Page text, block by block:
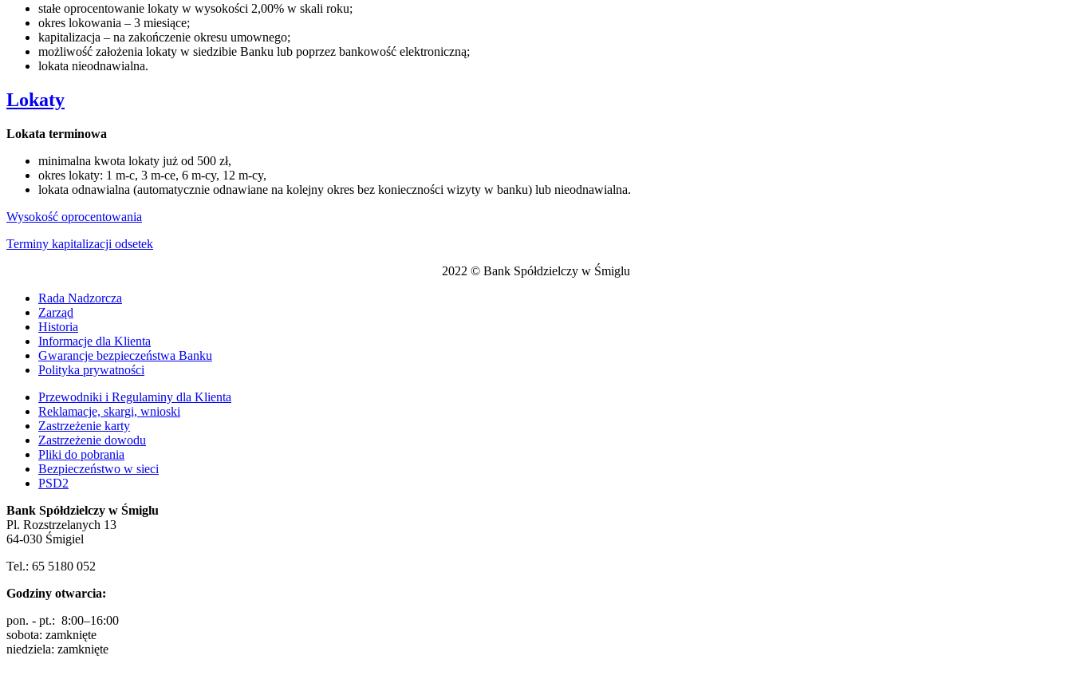
stałe oprocentowanie lokaty w wysokości 2,00% w skali roku;
okres lokowania – 3 miesiące;
kapitalizacja – na zakończenie okresu umownego;
możliwość założenia lokaty w siedzibie Banku lub poprzez bankowość elektroniczną;
lokata nieodnawialna.
Lokaty
Lokata terminowa
minimalna kwota lokaty już od 500 zł,
okres lokaty: 1 m-c, 3 m-ce, 6 m-cy, 12 m-cy,
lokata odnawialna (automatycznie odnawiane na kolejny okres bez konieczności wizyty w banku) lub nieodnawialna.
Wysokość oprocentowania
Terminy kapitalizacji odsetek
2022 © Bank Spółdzielczy w Śmiglu
Rada Nadzorcza
Zarząd
Historia
Informacje dla Klienta
Gwarancje bezpieczeństwa Banku
Polityka prywatności
Przewodniki i Regulaminy dla Klienta
Reklamacje, skargi, wnioski
Zastrzeżenie karty
Zastrzeżenie dowodu
Pliki do pobrania
Bezpieczeństwo w sieci
PSD2
Bank Spółdzielczy w Śmiglu
Pl. Rozstrzelanych 13
64-030 Śmigiel
Tel.: 65 5180 052
Godziny otwarcia:
pon. - pt.: 8:00–16:00
sobota: zamknięte
niedziela: zamknięte